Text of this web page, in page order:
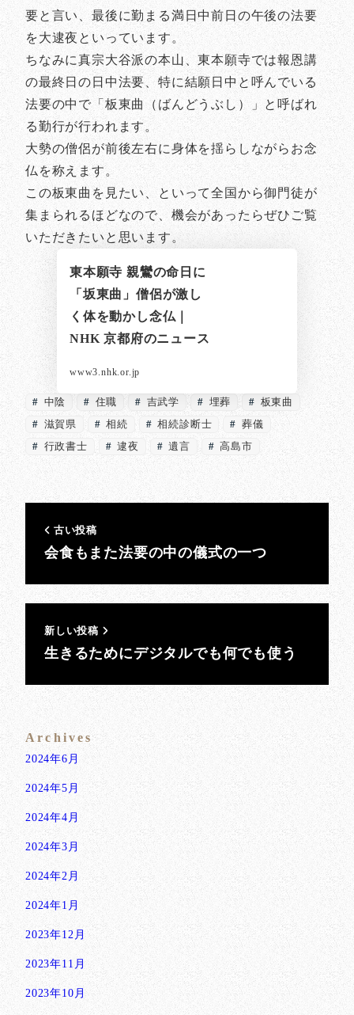
要と言い、最後に勤まる満日中前日の午後の法要
を大逮夜といっています。
ちなみに真宗大谷派の本山、東本願寺では報恩講
の最終日の日中法要、特に結願日中と呼んでいる
法要の中で「板東曲（ばんどうぶし）」と呼ばれ
る勤行が行われます。
大勢の僧侶が前後左右に身体を揺らしながらお念
仏を称えます。
この板東曲を見たい、といって全国から御門徒が
集まられるほどなので、機会があったらぜひご覧
いただきたいと思います。
東本願寺 親鸞の命日に
「坂東曲」僧侶が激し
く体を動かし念仏｜
NHK 京都府のニュース
www3.nhk.or.jp
中陰 住職 吉武学 埋葬
板東曲
滋賀県
相続 相続診断士
葬儀
行政書士
逮夜 遺言 高島市
古い投稿
会食もまた法要の中の儀式の一つ
新しい投稿
生きるためにデジタルでも何でも使う
Archives
2024年6月
2024年5月
2024年4月
2024年3月
2024年2月
2024年1月
2023年12月
2023年11月
2023年10月